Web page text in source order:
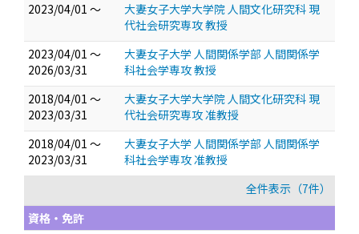
2023/04/01 ～
大妻女子大学大学院 人間文化研究科 現
代社会研究専攻 教授
2023/04/01 ～
2026/03/31
大妻女子大学 人間関係学部 人間関係学
科社会学専攻 教授
2018/04/01 ～
2023/03/31
大妻女子大学大学院 人間文化研究科 現
代社会研究専攻 准教授
2018/04/01 ～
2023/03/31
大妻女子大学 人間関係学部 人間関係学
科社会学専攻 准教授
全件表示（7件）
資格・免許